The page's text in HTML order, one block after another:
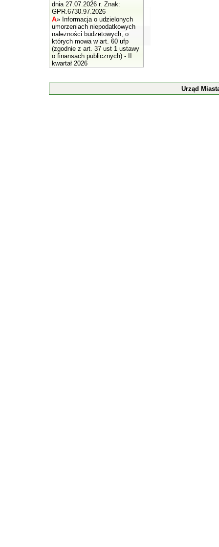
dnia 27.07.2026 r. Znak:
GPR.6730.97.2026
A» Informacja o udzielonych
umorzeniach niepodatkowych
należności budżetowych, o
których mowa w art. 60 ufp
(zgodnie z art. 37 ust 1 ustawy
o finansach publicznych) - II
kwartał 2026
Urząd